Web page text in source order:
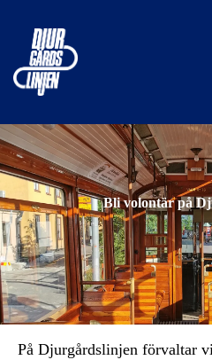
Bli volontär på
På Djurgårdslinjen förvaltar